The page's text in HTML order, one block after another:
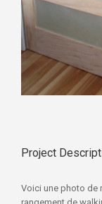
Project
Voici une photo de